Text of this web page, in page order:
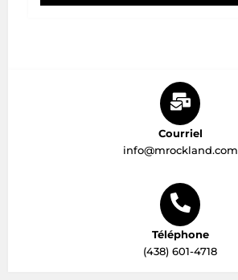
Courriel
info@mrockland.com
Téléphone
(438) 601-4718